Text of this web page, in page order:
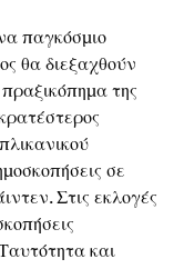
παγκόσμιο
θα διεξαχθούν
της
σε
Στις εκλογές
και